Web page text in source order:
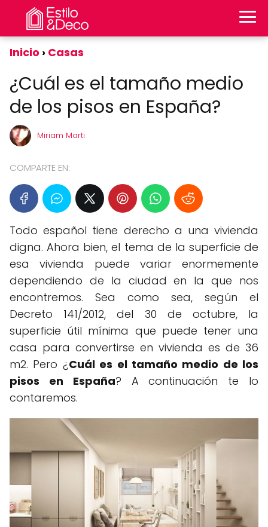
Inicio Casas
¿Cuál es el tamaño medio
de los pisos en España?
Miriam Marti
COMPARTE EN:
Todo español tiene derecho a una vivienda
digna. Ahora bien, el tema de la superficie de
esa vivienda puede variar enormemente
dependiendo de la ciudad en la que nos
encontremos. Sea como sea, según el
Decreto 141/2012, del 30 de octubre, la
superficie útil mínima que puede tener una
casa para convertirse en vivienda es de 36
m2. Pero ¿Cuál es el tamaño medio de los
pisos en España? A continuación te lo
contaremos.